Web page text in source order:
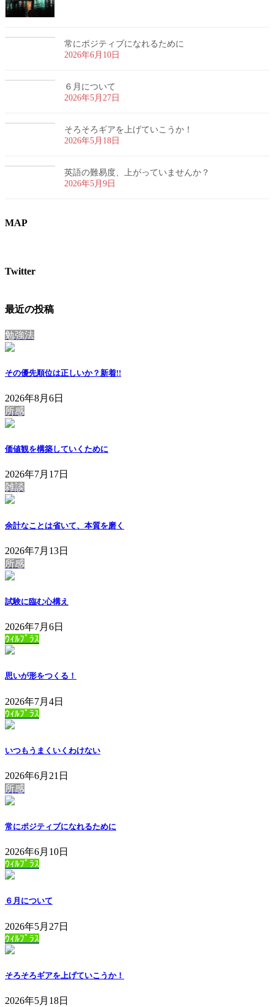
常にポジティブになれるために
2026年6月10日
６月について
2026年5月27日
そろそろギアを上げていこうか！
2026年5月18日
英語の難易度、上がっていませんか？
2026年5月9日
MAP
Twitter
最近の投稿
勉強法
その優先順位は正しいか？ 新着!!
2026年8月6日
所感
価値観を構築していくために
2026年7月17日
雑談
余計なことは省いて、本質を磨く
2026年7月13日
所感
試験に臨む心構え
2026年7月6日
ｳｨﾙﾌﾟﾗｽ
思いが形をつくる！
2026年7月4日
ｳｨﾙﾌﾟﾗｽ
いつもうまくいくわけない
2026年6月21日
所感
常にポジティブになれるために
2026年6月10日
ｳｨﾙﾌﾟﾗｽ
６月について
2026年5月27日
ｳｨﾙﾌﾟﾗｽ
そろそろギアを上げていこうか！
2026年5月18日